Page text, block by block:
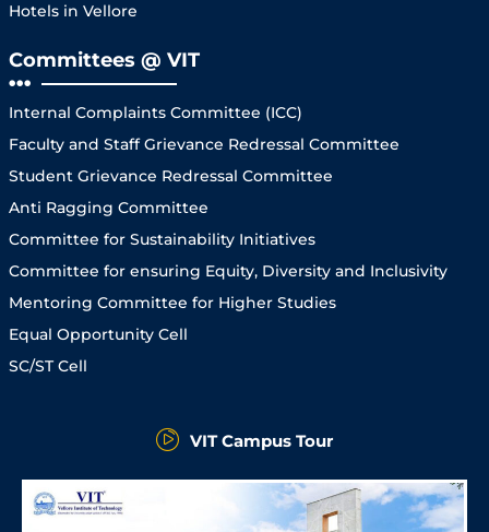
Hotels in Vellore
Committees @ VIT
Internal Complaints Committee (ICC)
Faculty and Staff Grievance Redressal Committee
Student Grievance Redressal Committee
Anti Ragging Committee
Committee for Sustainability Initiatives
Committee for ensuring Equity, Diversity and Inclusivity
Mentoring Committee for Higher Studies
Equal Opportunity Cell
SC/ST Cell
VIT Campus Tour